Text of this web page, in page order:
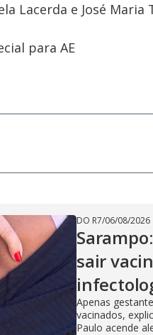
Lacerda e José Maria
para AE
DO R7/06/08/2026
sair
Apenas
vacinados,
Paulo acende